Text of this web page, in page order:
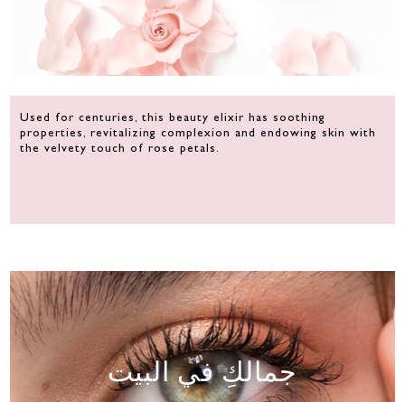
Used for centuries, this beauty elixir has soothing
properties, revitalizing complexion and endowing skin with
the velvety touch of rose petals.
جمالكِ في البيت